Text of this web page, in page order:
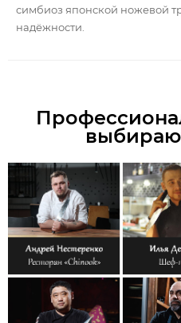
симбиоз японской ножевой
надёжности.